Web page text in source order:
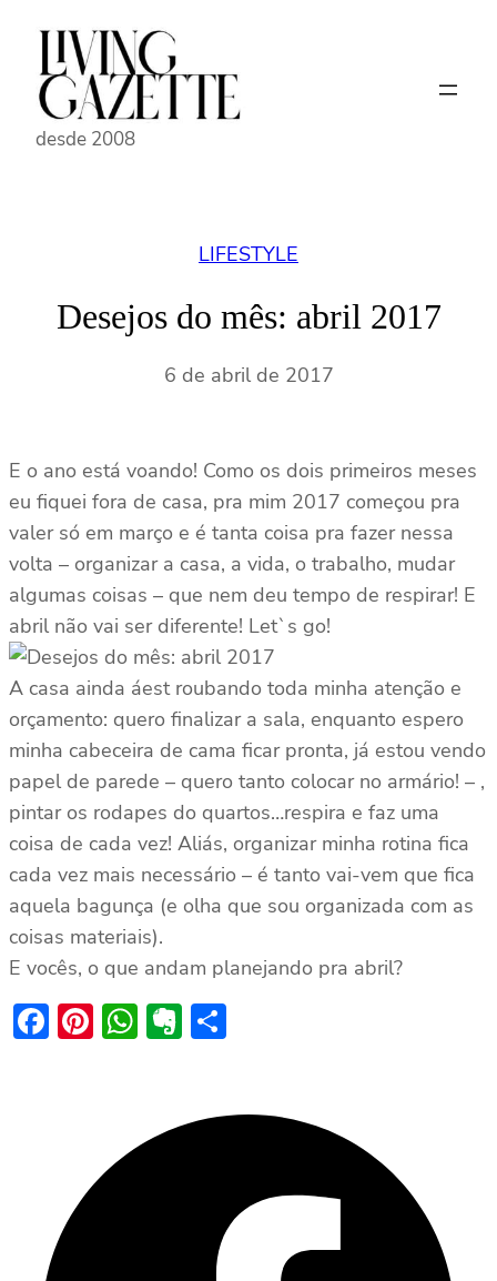
Pular
conteúdo
desde 2008
LIFESTYLE
Desejos do mês: abril 2017
6 de abril de 2017
E o ano está voando! Como os dois primeiros meses
eu fiquei fora de casa, pra mim 2017 começou pra
valer só em março e é tanta coisa pra fazer nessa
volta – organizar a casa, a vida, o trabalho, mudar
algumas coisas – que nem deu tempo de respirar! E
abril não vai ser diferente! Let`s go!
A casa ainda áest roubando toda minha atenção e
orçamento: quero finalizar a sala, enquanto espero
minha cabeceira de cama ficar pronta, já estou vendo
papel de parede – quero tanto colocar no armário! – ,
pintar os rodapes do quartos…respira e faz uma
coisa de cada vez! Aliás, organizar minha rotina fica
cada vez mais necessário – é tanto vai-vem que fica
aquela bagunça (e olha que sou organizada com as
coisas materiais).
E vocês, o que andam planejando pra abril?
Facebook
Pinterest
WhatsApp
Evernote